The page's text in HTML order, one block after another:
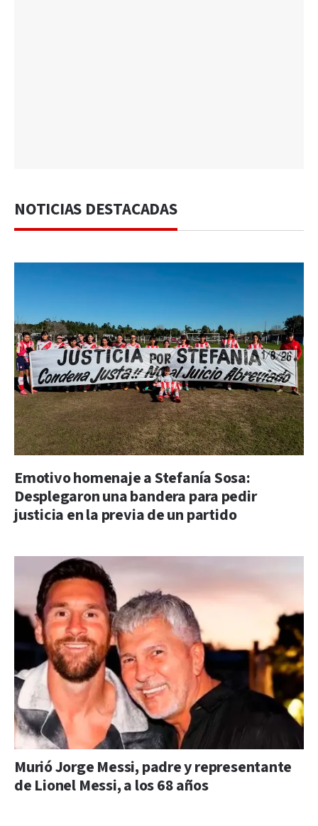
NOTICIAS DESTACADAS
Emotivo homenaje a Stefanía Sosa:
Desplegaron una bandera para pedir
justicia en la previa de un partido
Murió Jorge Messi, padre y representante
de Lionel Messi, a los 68 años